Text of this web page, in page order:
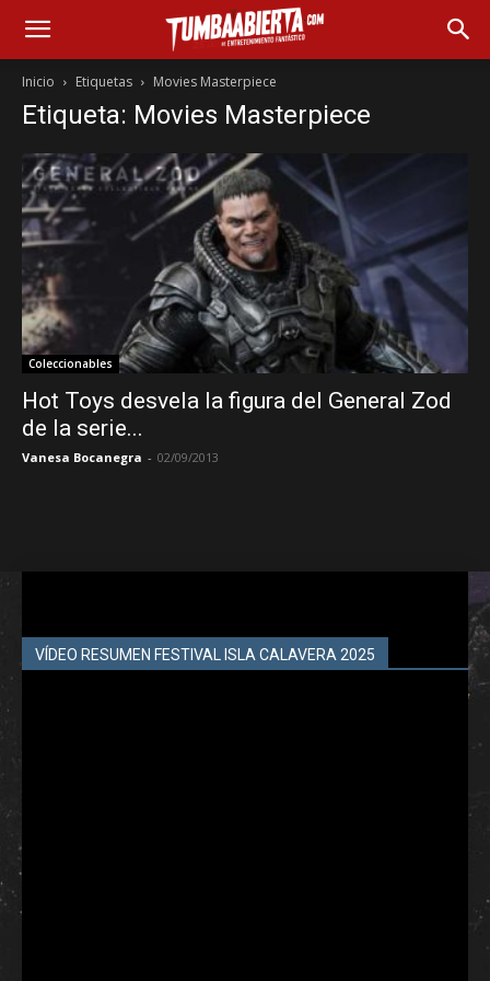
Inicio Etiquetas Movies Masterpiece
Etiqueta: Movies Masterpiece
Coleccionables
Hot Toys desvela la figura del General Zod
de la serie...
Vanesa Bocanegra - 02/09/2013
VÍDEO RESUMEN FESTIVAL ISLA CALAVERA 2025